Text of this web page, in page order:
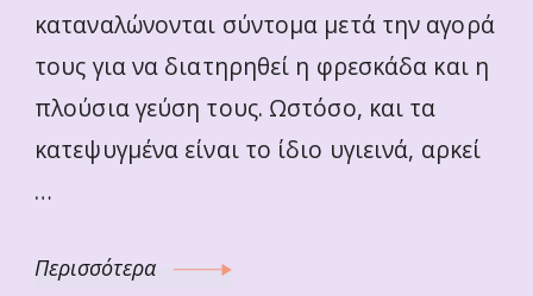
καταναλώνονται σύντομα μετά την αγορά
τους για να διατηρηθεί η φρεσκάδα και η
πλούσια γεύση τους. Ωστόσο, και τα
κατεψυγμένα είναι το ίδιο υγιεινά, αρκεί
…
Περισσότερα